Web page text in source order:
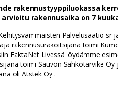
rakennustyyppiluokassa
arvioitu rakennusaika on 7
Palvelusäätiö sr
rakennusurakoitsijana toimi
FaktaNet Livessä löydämme
toimi Sauvon Sähkötarvike
oli Atstek Oy .